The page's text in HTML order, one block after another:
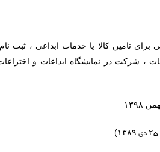
تامین کالا یا خدمات ابداعی ، ثبت
، شرکت در نمایشگاه ابداعات و
۲۵دی۱۳۸۹)